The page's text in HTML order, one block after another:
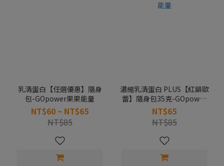
乳清蛋白【任選優惠】隨身
包-GOpower果果能量
NT$60 ~ NT$65
NT$85
濃縮乳清蛋白 PLUS【紅韻歐
蕾】隨身包35克-GOpower
果果能量
NT$65
NT$85